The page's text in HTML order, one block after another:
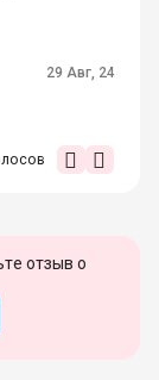
29 Авг, 24
отзыв о